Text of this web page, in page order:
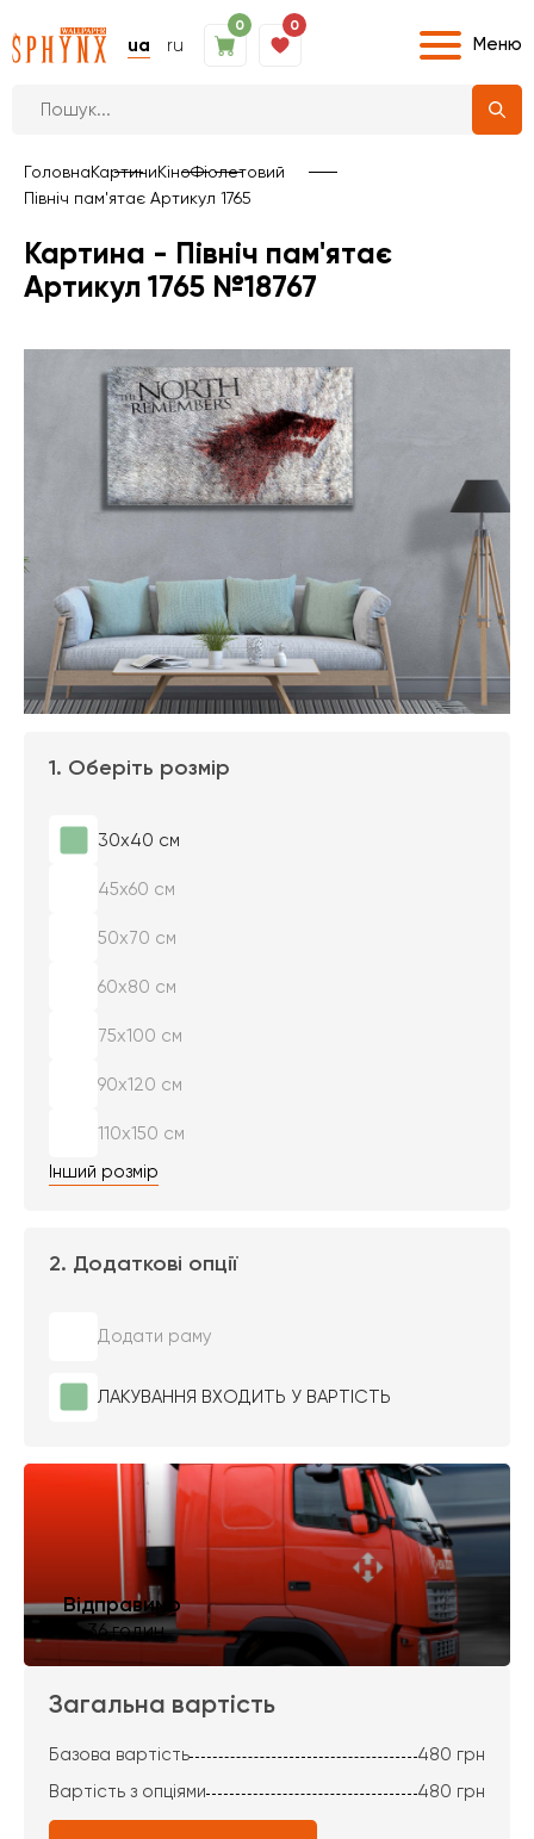
ua ru
0 0
Меню
ГоловнаКартиниКіноФіолетовий
Північ пам'ятає Артикул 1765
Картина - Північ пам'ятає
Артикул 1765 №18767
1. Оберіть розмір
30х40 см
45х60 см
50х70 см
60х80 см
75х100 см
90х120 см
110х150 см
Інший розмір
2. Додаткові опції
Додати раму
ЛАКУВАННЯ ВХОДИТЬ У ВАРТІСТЬ
Відправимо
за 36 годин
Загальна вартість
Базова вартість 480 грн
Вартість з опціями
480 грн